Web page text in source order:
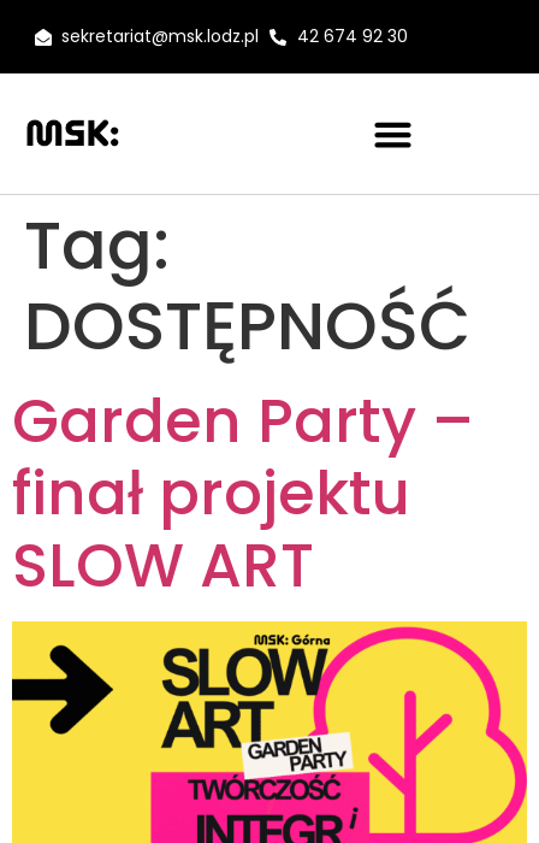
sekretariat@msk.lodz.pl 42 674 92 30
Tag:
DOSTĘPNOŚĆ
Garden Party –
finał projektu
SLOW ART